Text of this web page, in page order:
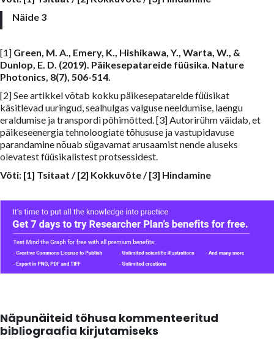
Näide 3
[1] Green, M. A., Emery, K., Hishikawa, Y., Warta, W., &
Dunlop, E. D. (2019). Päikesepatareide füüsika. Nature
Photonics, 8(7), 506-514.
[2] See artikkel võtab kokku päikesepatareide füüsikat
käsitlevad uuringud, sealhulgas valguse neeldumise, laengu
eraldumise ja transpordi põhimõtted. [3] Autorirühm väidab, et
päikeseenergia tehnoloogiate tõhususe ja vastupidavuse
parandamine nõuab sügavamat arusaamist nende aluseks
olevatest füüsikalistest protsessidest.
Võti: [1] Tsitaat /[2] Kokkuvõte/[3] Hindamine
Näpunäiteid tõhusa kommenteeritud
bibliograafia kirjutamiseks